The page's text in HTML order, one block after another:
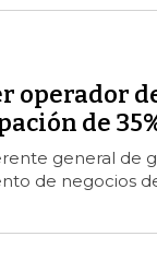
operador
de
general de
de negocios